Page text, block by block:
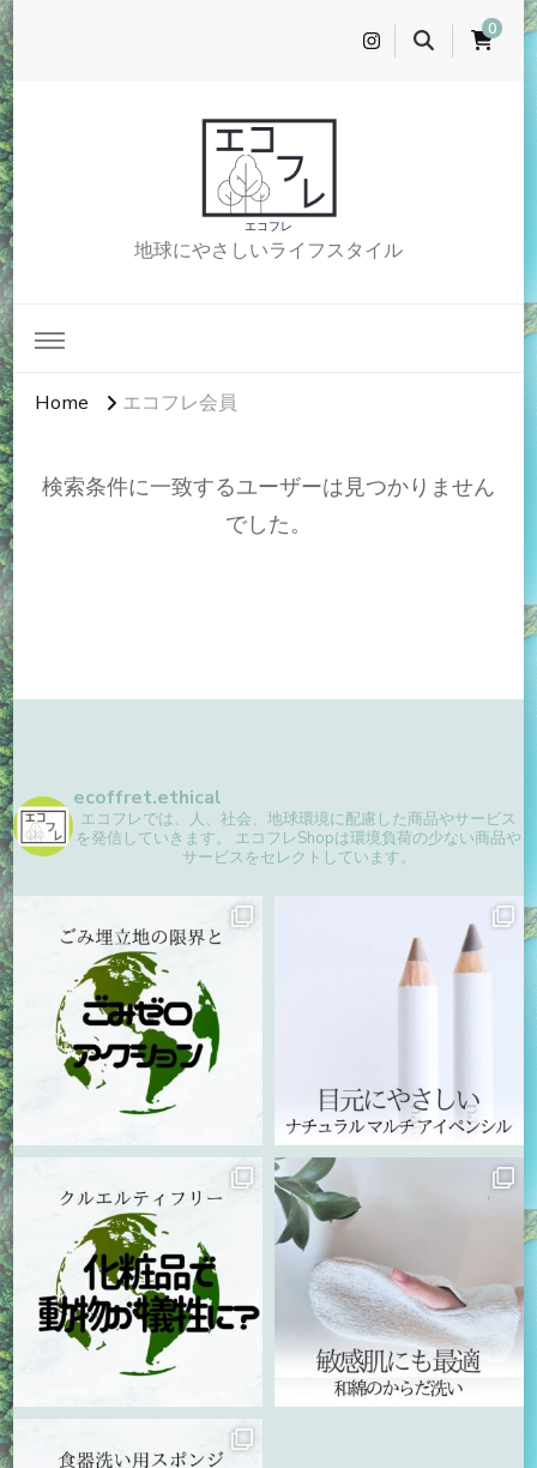
0
エコフレ
地球にやさしいライフスタイル
Home エコフレ会員
検索条件に一致するユーザーは見つかりません
でした。
ecoffret.ethical
エコフレでは、人、社会、地球環境に配慮した商品やサービス
を発信していきます。
エコフレShopは環境負荷の少ない商品や
サービスをセレクトしています。